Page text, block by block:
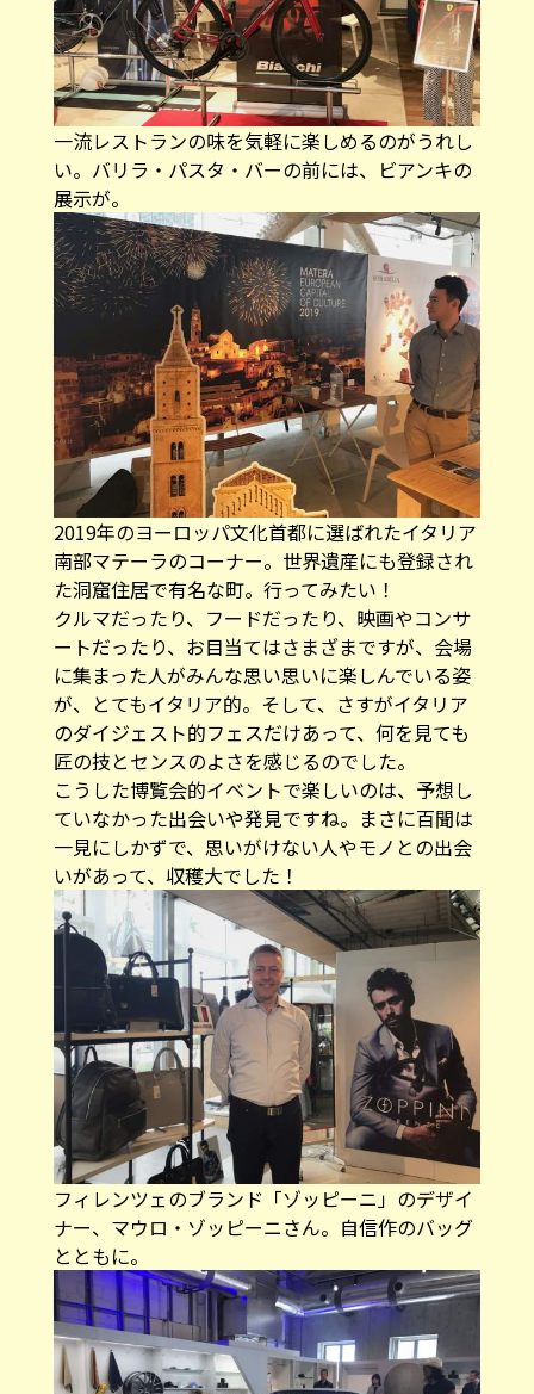
一流レストランの味を気軽に楽しめるのがうれし
い。バリラ・パスタ・バーの前には、ビアンキの
展示が。
2019年のヨーロッパ文化首都に選ばれたイタリア
南部マテーラのコーナー。世界遺産にも登録され
た洞窟住居で有名な町。行ってみたい！
クルマだったり、フードだったり、映画やコンサ
ートだったり、お目当てはさまざまですが、会場
に集まった人がみんな思い思いに楽しんでいる姿
が、とてもイタリア的。そして、さすがイタリア
のダイジェスト的フェスだけあって、何を見ても
匠の技とセンスのよさを感じるのでした。
こうした博覧会的イベントで楽しいのは、予想し
ていなかった出会いや発見ですね。まさに百聞は
一見にしかずで、思いがけない人やモノとの出会
いがあって、収穫大でした！
フィレンツェのブランド「ゾッピーニ」のデザイ
ナー、マウロ・ゾッピーニさん。自信作のバッグ
とともに。